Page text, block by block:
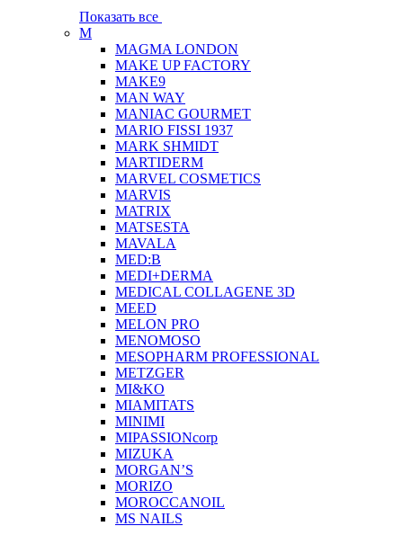
Показать все
M
MAGMA LONDON
MAKE UP FACTORY
MAKE9
MAN WAY
MANIAC GOURMET
MARIO FISSI 1937
MARK SHMIDT
MARTIDERM
MARVEL COSMETICS
MARVIS
MATRIX
MATSESTA
MAVALA
MED:B
MEDI+DERMA
MEDICAL COLLAGENE 3D
MEED
MELON PRO
MENOMOSO
MESOPHARM PROFESSIONAL
METZGER
MI&KO
MIAMITATS
MINIMI
MIPASSIONcorp
MIZUKA
MORGAN’S
MORIZO
MOROCCANOIL
MS NAILS